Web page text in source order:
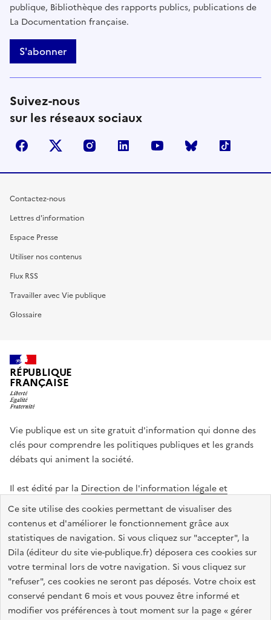
Ce site utilise des cookies permettant de visualiser des
contenus et d'améliorer le fonctionnement grâce aux
statistiques de navigation. Si vous cliquez sur "accepter", la
Dila (éditeur du site vie-publique.fr) déposera ces cookies sur
votre terminal lors de votre navigation. Si vous cliquez sur
"refuser", ces cookies ne seront pas déposés. Votre choix est
conservé pendant 6 mois et vous pouvez être informé et
modifier vos préférences à tout moment sur la page « gérer
publique, Bibliothèque des rapports publics, publications de
La Documentation française.
S'abonner
Suivez-nous
sur les réseaux sociaux
facebook X (anciennement Twitter)
instagramlinkedin youtube Bluesky
Contactez-nous
Lettres d'information
Espace Presse
Utiliser nos contenus
Flux RSS
Travailler avec Vie publique
Glossaire
RÉPUBLIQUE
FRANÇAISE
Vie publique est un site gratuit d'information qui donne des
clés pour comprendre les politiques publiques et les grands
débats qui animent la société.
Il est édité par la Direction de l'information légale et
administrative
legifrance.gouv.fr info.gouv.fr
data.gouv.fr
service-public.gouv.fr
Accessibilité : totalement conforme Données personnelles